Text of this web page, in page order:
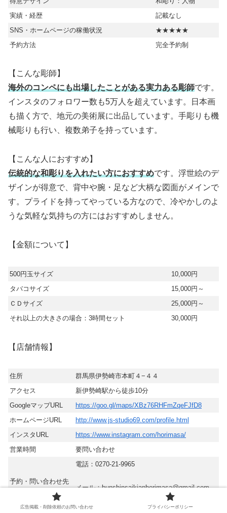
実績・経歴
記載なし
SNS・ホームページの稼働状況
★★★★★
予約方法
完全予約制
【こんな彫師】
海外のコンペにも出場したことがある実力ある彫師です。
インスタのフォロワー数も5万人を超えています。日本画
も描く方で、地元の美術展に出品しています。手彫りも機
械彫りも行い、複数弟子を持っています。
【こんな人におすすめ】
伝統的な和彫りを入れたい方におすすめです。浮世絵のデ
ザインが得意で、背中や腕・足など大柄な図面がメインで
す。プライドを持ってやっている方なので、冷やかしのよ
うな気軽な気持ちの方にはおすすめしません。
【金額について】
500円玉サイズ
10,000円
タバコサイズ
15,000円～
ＣＤサイズ
25,000円～
それ以上の大きさの場合：3時間セット
30,000円
【店舗情報】
住所
群馬県伊勢崎市本町４−４４
アクセス
新伊勢崎駅から徒歩10分
GoogleマップURL
https://goo.gl/maps/XBz76RHFmZqeFJfD8
ホームページURL
http://www.js-studio69.com/profile.html
インスタURL
https://www.instagram.com/horimasa/
営業時間
要問い合わせ
予約・問い合わせ先
電話：0270-21-9965
メール：bunshinsaikianhorimasa@gmail.com
広告掲載・削除依頼のお問い合わせ プライバシーポリシー